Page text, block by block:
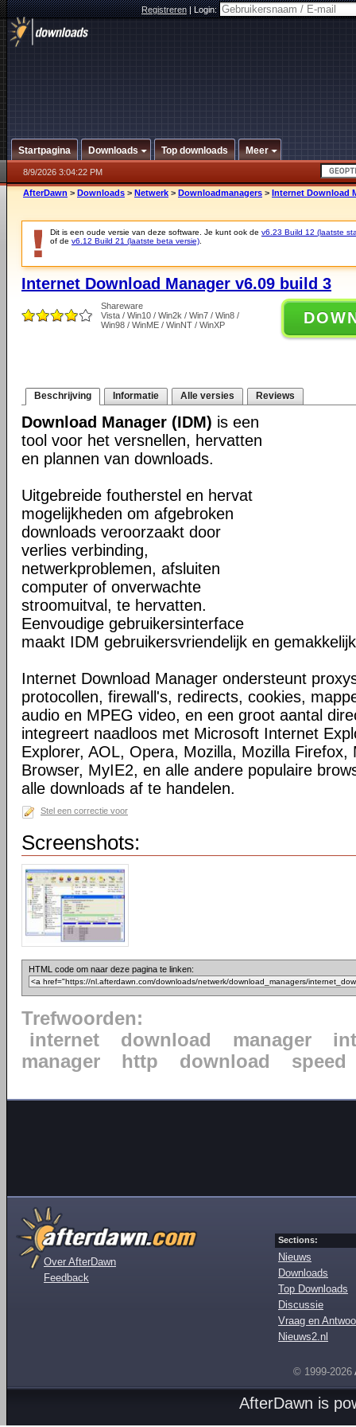
Registreren|Login:
Startpagina Downloads Top downloads Meer
8/9/2026 3:04:22 PM
AfterDawn > Downloads > Netwerk > Downloadmanagers > Internet Download
Dit is een oude versie van deze software. Je kunt ook de v6.23 Build 12 (laatste
of de v6.12 Build 21 (laatste beta versie)
Internet Download Manager v6.09 build 3
Shareware
Vista / Win10 / Win2k / Win7 / Win8 /
Win98 / WinME / WinNT / WinXP
Beschrijving Informatie Alle versies Reviews
Download Manager (IDM) is een
tool voor het versnellen, hervatten
en plannen van downloads.
Uitgebreide foutherstel en hervat
mogelijkheden om afgebroken
downloads veroorzaakt door
verlies verbinding,
netwerkproblemen, afsluiten
computer of onverwachte
stroomuitval, te hervatten.
Eenvoudige gebruikersinterface
maakt IDM gebruikersvriendelijk en
Internet Download Manager ondersteunt
protocollen, firewall's, redirects, cookies,
audio en MPEG video, en een groot aantal
integreert naadloos met Microsoft Internet
Explorer, AOL, Opera, Mozilla, Mozilla Firefox,
Browser, MyIE2, en alle andere populaire
alle downloads af te handelen.
Stel een correctie voor
Screenshots:
HTML code om naar deze pagina te linken:
Trefwoorden:
internet
download manager
manager
http download speed
Over AfterDawn
Feedback
Sections:
Nieuws
Downloads
Top Downloads
Discussie
Vraag en
Nieuws2.nl
© 1999-2026
AfterDawn is